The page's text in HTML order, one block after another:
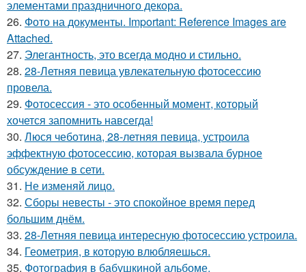
элементами праздничного декора.
26. Фото на документы. Important: Reference Images are
Attached.
27. Элегантность, это всегда модно и стильно.
28. 28-Летняя певица увлекательную фотосессию
провела.
29. Фотосессия - это особенный момент, который
хочется запомнить навсегда!
30. Люся чеботина, 28-летняя певица, устроила
эффектную фотосессию, которая вызвала бурное
обсуждение в сети.
31. Не изменяй лицо.
32. Сборы невесты - это спокойное время перед
большим днём.
33. 28-Летняя певица интересную фотосессию устроила.
34. Геометрия, в которую влюбляешься.
35. Фотография в бабушкиной альбоме.